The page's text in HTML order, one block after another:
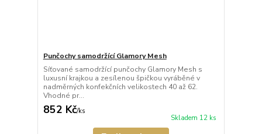
Punčochy samodržící Glamory Mesh
Síťované samodržící punčochy Glamory Mesh s
luxusní krajkou a zesílenou špičkou vyráběné v
nadměrných konfekčních velikostech 40 až 62.
Vhodné pr...
852 Kč/ks
Skladem 12 ks